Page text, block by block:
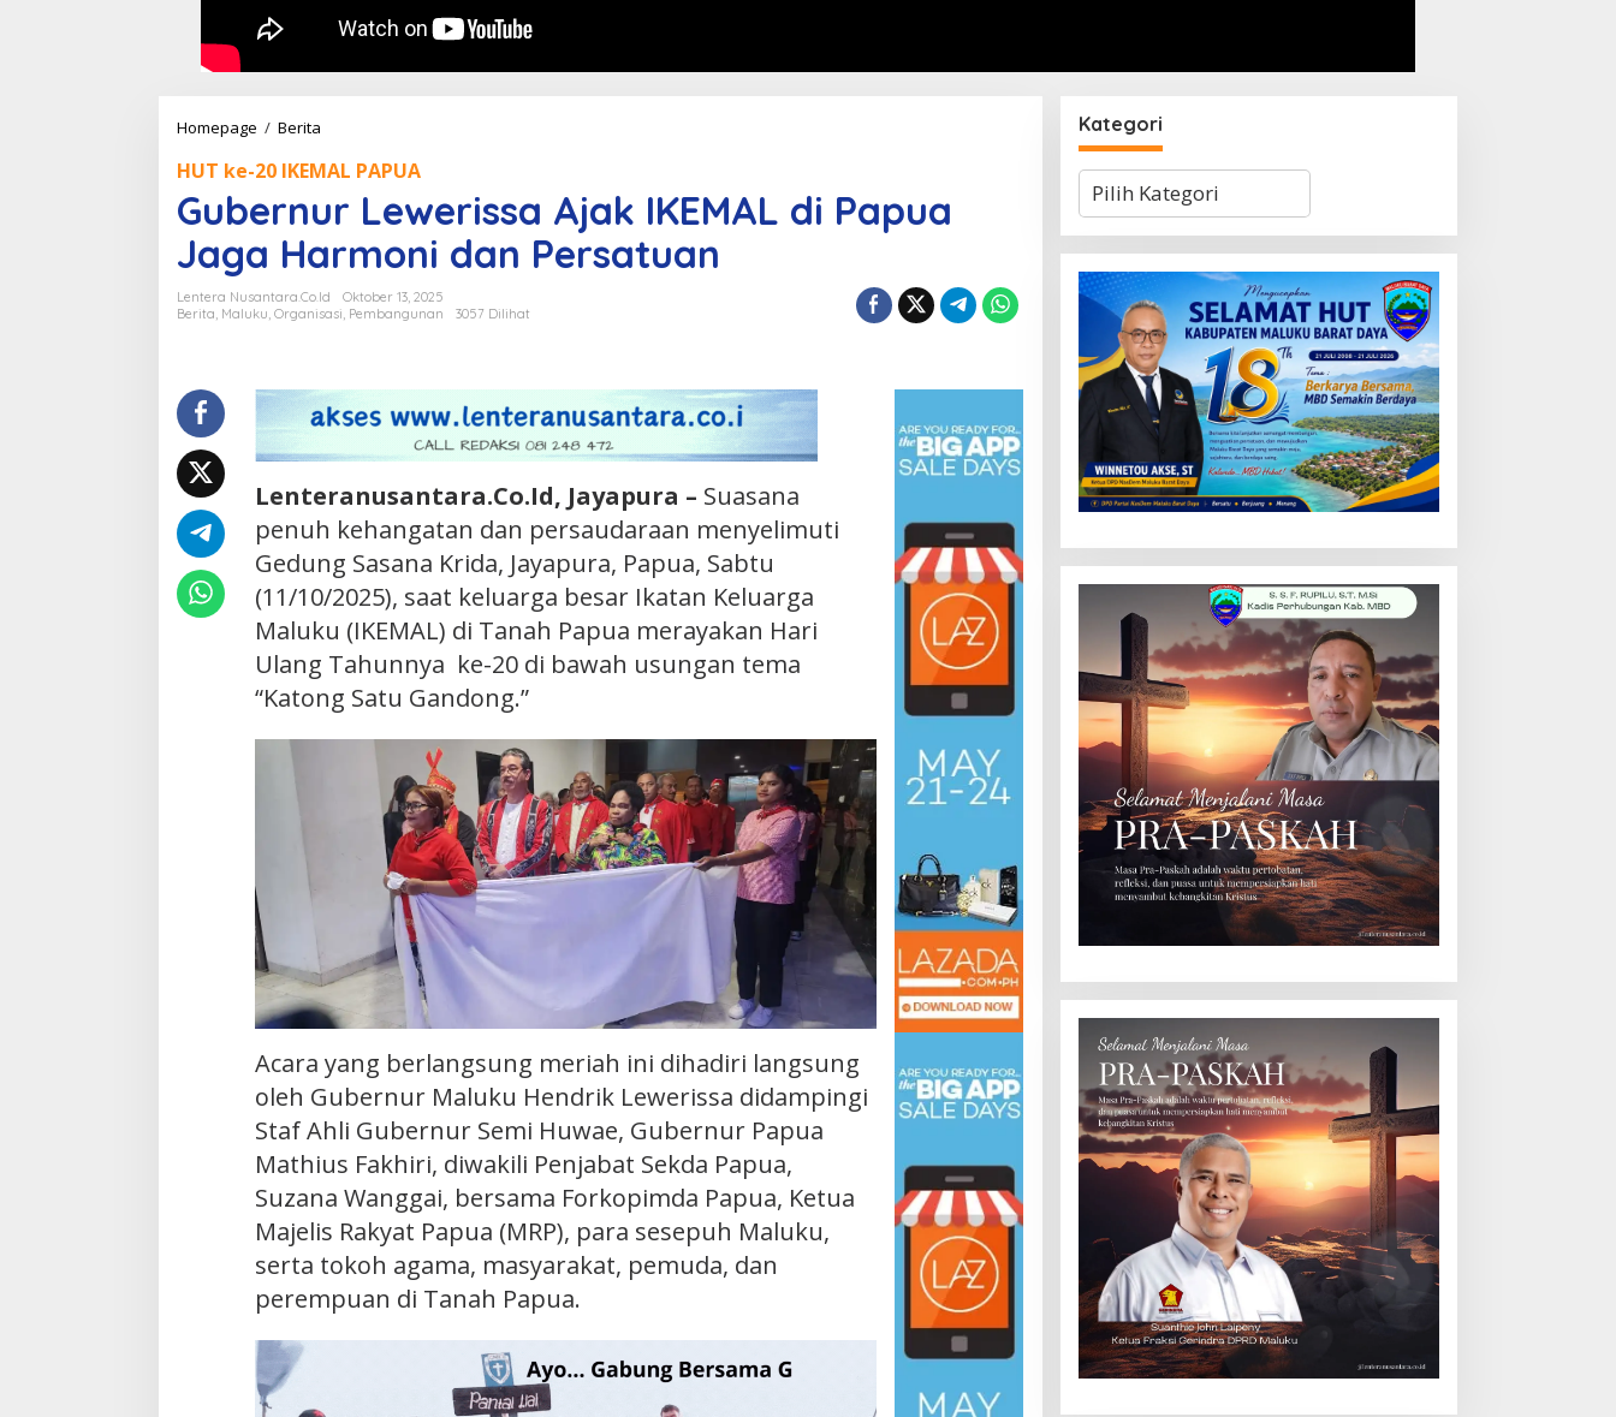
Homepage / Berita
Ajak
IKEMAL
di
Papua
Harmoni
HUT ke-20 IKEMAL PAPUA
Gubernur Lewerissa Ajak IKEMAL di Papua
Jaga Harmoni dan Persatuan
Lentera Nusantara.Co.Id
Oktober 13, 2025
Berita, Maluku, Organisasi, Pembangunan 3057 Dilihat
Lenteranusantara.Co.Id, Jayapura – Suasana
penuh kehangatan dan persaudaraan menyelimuti
Gedung Sasana Krida, Jayapura, Papua, Sabtu
(11/10/2025), saat keluarga besar Ikatan Keluarga
Maluku (IKEMAL) di Tanah Papua merayakan Hari
Ulang Tahunnya ke-20 di bawah usungan tema
“Katong Satu Gandong.”
Acara yang berlangsung meriah ini dihadiri langsung
oleh Gubernur Maluku Hendrik Lewerissa didampingi
Staf Ahli Gubernur Semi Huwae, Gubernur Papua
Mathius Fakhiri, diwakili Penjabat Sekda Papua,
Suzana Wanggai, bersama Forkopimda Papua, Ketua
Majelis Rakyat Papua (MRP), para sesepuh Maluku,
serta tokoh agama, masyarakat, pemuda, dan
perempuan di Tanah Papua.
Kategori
Kategori